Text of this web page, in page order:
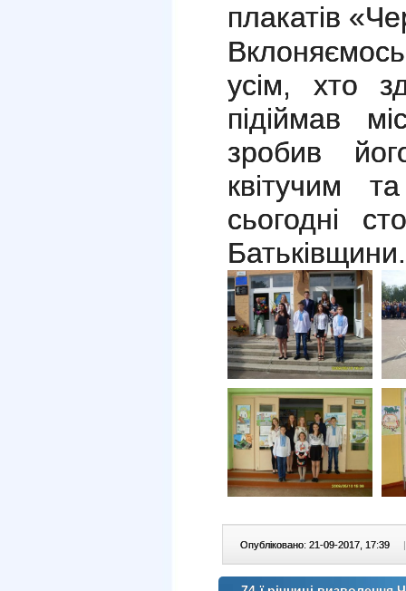
плакатів
усім, хто
підіймав
зробив
квітучим
сьогодні
Батьківщини.
Опубліковано: 21-09-2017, 17:39 |